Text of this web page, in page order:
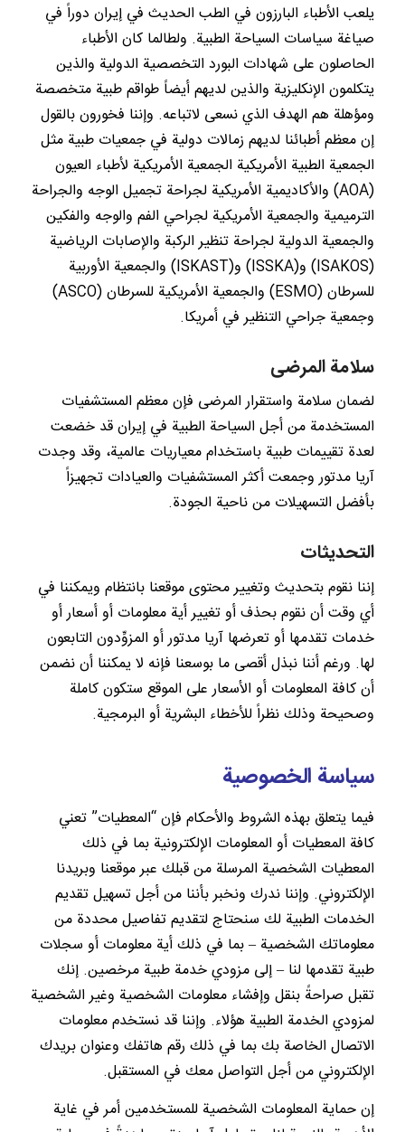
يلعب الأطباء البارزون في الطب الحديث في إيران دوراً في
صياغة سياسات السياحة الطبية. ولطالما كان الأطباء
الحاصلون على شهادات البورد التخصصية الدولية والذين
يتكلمون الإنكليزية والذين لديهم أيضاً طواقم طبية متخصصة
ومؤهلة هم الهدف الذي نسعى لاتباعه. وإننا فخورون بالقول
إن معظم أطبائنا لديهم زمالات دولية في جمعيات طبية مثل
الجمعية الطبية الأمريكية الجمعية الأمريكية لأطباء العيون
(AOA) والأكاديمية الأمريكية لجراحة تجميل الوجه والجراحة
الترميمية والجمعية الأمريكية لجراحي الفم والوجه والفكين
والجمعية الدولية لجراحة تنظير الركبة والإصابات الرياضية
(ISAKOS) و(ISSKA) و(ISKAST) والجمعية الأوربية
للسرطان (ESMO) والجمعية الأمريكية للسرطان (ASCO)
وجمعية جراحي التنظير في أمريكا.
سلامة المرضى
لضمان سلامة واستقرار المرضى فإن معظم المستشفيات
المستخدمة من أجل السياحة الطبية في إيران قد خضعت
لعدة تقييمات طبية باستخدام معياريات عالمية، وقد وجدت
آريا مدتور وجمعت أكثر المستشفيات والعيادات تجهيزاً
بأفضل التسهيلات من ناحية الجودة.
التحديثات
إننا نقوم بتحديث وتغيير محتوى موقعنا بانتظام ويمكننا في
أي وقت أن نقوم بحذف أو تغيير أية معلومات أو أسعار أو
خدمات تقدمها أو تعرضها آريا مدتور أو المزوِّدون التابعون
لها. ورغم أننا نبذل أقصى ما بوسعنا فإنه لا يمكننا أن نضمن
أن كافة المعلومات أو الأسعار على الموقع ستكون كاملة
وصحيحة وذلك نظراً للأخطاء البشرية أو البرمجية.
سياسة الخصوصية
فيما يتعلق بهذه الشروط والأحكام فإن “المعطيات” تعني
كافة المعطيات أو المعلومات الإلكترونية بما في ذلك
المعطيات الشخصية المرسلة من قبلك عبر موقعنا وبريدنا
الإلكتروني. وإننا ندرك ونخبر بأننا من أجل تسهيل تقديم
الخدمات الطبية لك سنحتاج لتقديم تفاصيل محددة من
معلوماتك الشخصية – بما في ذلك أية معلومات أو سجلات
طبية تقدمها لنا – إلى مزودي خدمة طبية مرخصين. إنك
تقبل صراحةً بنقل وإفشاء معلومات الشخصية وغير الشخصية
لمزودي الخدمة الطبية هؤلاء. وإننا قد نستخدم معلومات
الاتصال الخاصة بك بما في ذلك رقم هاتفك وعنوان بريدك
الإلكتروني من أجل التواصل معك في المستقبل.
إن حماية المعلومات الشخصية للمستخدمين أمر في غاية